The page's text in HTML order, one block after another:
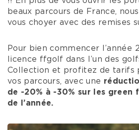
beaux parcours de France,
vous choyer avec des remises
Pour bien commencer l’année
licence ffgolf dans l’un des
Collection et profitez de tarifs
vos parcours, avec une
de -20% à -30% sur les green
de l’année.